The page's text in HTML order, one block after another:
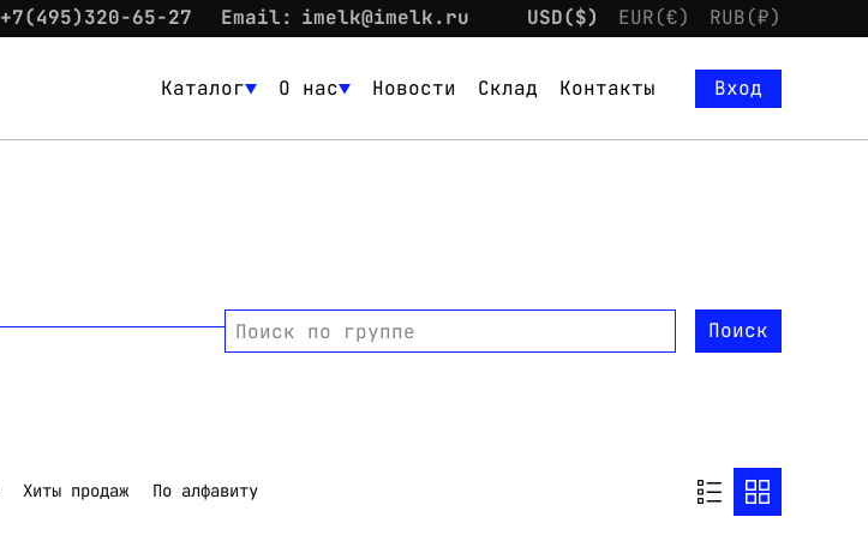
+7(495)320-65-27 Email: imelk@imelk.ru USD($) EUR(€) RUB(₽)
Каталог О нас Новости Склад Контакты
Вход
Контакты
Поиск по группе Поиск
Хиты продаж По алфавиту